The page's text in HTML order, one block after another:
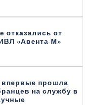
отказались от
«Авента-М»
впервые прошла
на службу в